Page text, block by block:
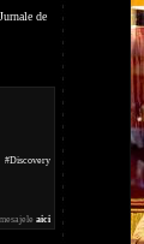
de
#Discovery
aici